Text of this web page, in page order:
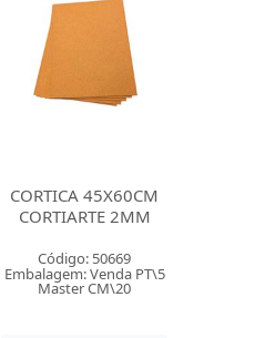
CORTICA 45X60CM
CORTIARTE 2MM
Código: 50669
Embalagem: Venda PT\5
Master CM\20